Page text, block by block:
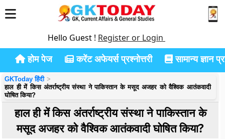
Hello Guest ! Register or Login
होम पेज करेंट अफेयर्स प्रश्नोत्तरी सामान्य ज्ञान
GKToday हिंदी
हाल ही में किस अंतर्राष्ट्रीय संस्था ने पाकिस्तान के मसूद अजहर को वैश्विक आतंकवादी
घोषित किया?
हाल ही में किस अंतर्राष्ट्रीय संस्था ने पाकिस्तान के
मसूद अजहर को वैश्विक आतंकवादी घोषित किया?